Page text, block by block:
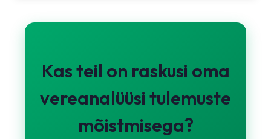
Kas teil on raskusi oma
vereanalüüsi tulemuste
mõistmisega?